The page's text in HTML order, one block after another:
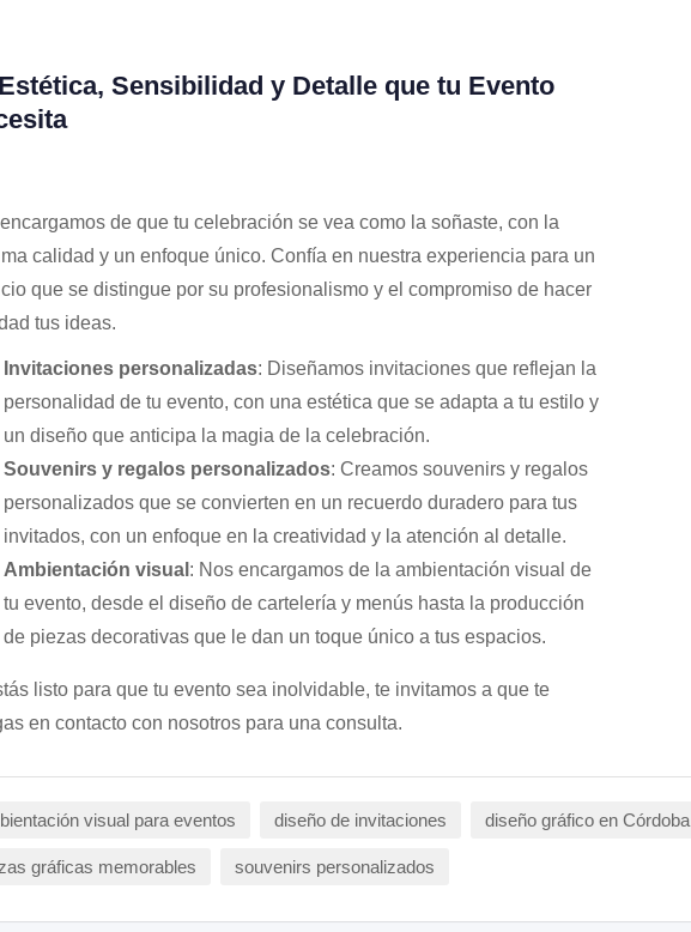
Sensibilidad y Detalle que tu Evento
de que tu celebración se vea como la soñaste, con la
calidad y un enfoque único. Confía en nuestra experiencia para un
que se distingue por su profesionalismo y el compromiso de hacer
tus ideas.
Invitaciones personalizadas: Diseñamos invitaciones que reflejan la
personalidad de tu evento, con una estética que se adapta a tu estilo y
un diseño que anticipa la magia de la celebración.
Souvenirs y regalos personalizados: Creamos souvenirs y regalos
personalizados que se convierten en un recuerdo duradero para tus
invitados, con un enfoque en la creatividad y la atención al detalle.
Ambientación visual : Nos encargamos de la ambientación visual de
tu evento, desde el diseño de cartelería y menús hasta la producción
de piezas decorativas que le dan un toque único a tus espacios.
listo para que tu evento sea inolvidable, te invitamos a que te
en contacto con nosotros para una consulta.
visual para eventos diseño de invitaciones diseño gráfico en Córdoba
gráficas memorables souvenirs personalizados